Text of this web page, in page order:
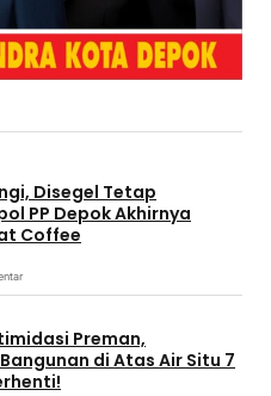
Disegel Tetap
PP Depok Akhirnya
Coffee
Preman,
di Atas Air Situ 7